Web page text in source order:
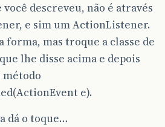
você descreveu, não é através
e sim um ActionListener.
forma, mas troque a classe de
lhe disse acima e depois
e).
dá o toque…